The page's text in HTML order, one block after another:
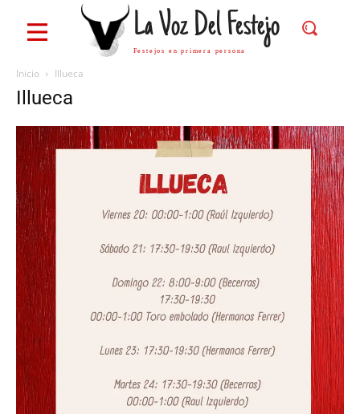
La Voz Del Festejo
Festejos en primera persona
Inicio Illueca
Illueca